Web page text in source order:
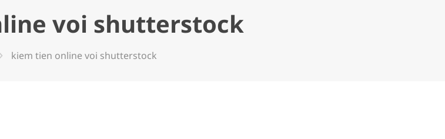
voi shutterstock
kiem tien online voi shutterstock